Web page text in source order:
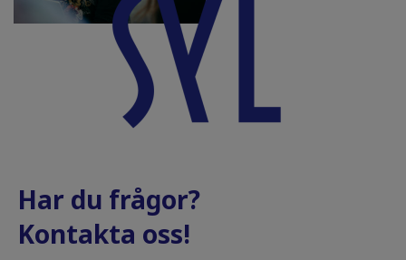
Har du frågor?
Kontakta oss!